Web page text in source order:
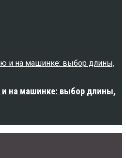
на машинке: выбор длины,